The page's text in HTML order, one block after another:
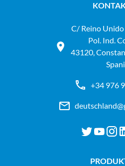
C/ Reino
Pol. Ind.
43120,
+34 976